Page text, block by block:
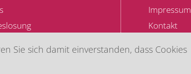
Impressum
Kontakt
Sie sich damit einverstanden, dass Cookies